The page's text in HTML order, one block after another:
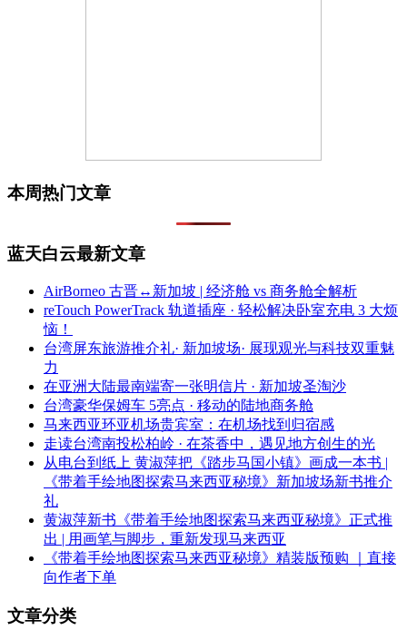
本周热门文章
蓝天白云最新文章
AirBorneo 古晋↔新加坡 | 经济舱 vs 商务舱全解析
reTouch PowerTrack 轨道插座 · 轻松解决卧室充电 3 大烦
恼！
台湾屏东旅游推介礼· 新加坡场· 展现观光与科技双重魅
力
在亚洲大陆最南端寄一张明信片 · 新加坡圣淘沙
台湾豪华保姆车 5亮点 · 移动的陆地商务舱
马来西亚环亚机场贵宾室：在机场找到归宿感
走读台湾南投松柏岭 · 在茶香中，遇见地方创生的光
从电台到纸上 黄淑萍把《踏步马国小镇》画成一本书 |
《带着手绘地图探索马来西亚秘境》新加坡场新书推介
礼
黄淑萍新书《带着手绘地图探索马来西亚秘境》正式推
出 | 用画笔与脚步，重新发现马来西亚
《带着手绘地图探索马来西亚秘境》精装版预购 ｜直接
向作者下单
文章分类